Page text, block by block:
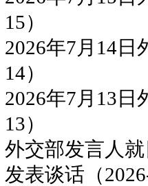
15）
2026年7月14日
14）
2026年7月13日
13）
外交部发言人
发表谈话（